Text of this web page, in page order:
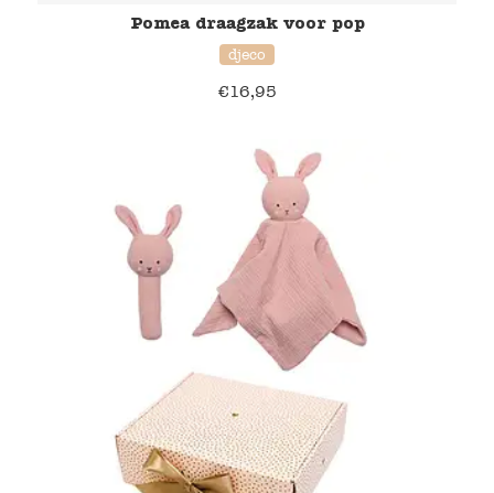
Pomea draagzak voor pop
djeco
€16,95